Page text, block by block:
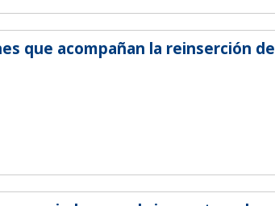
que acompañan la reinserción de